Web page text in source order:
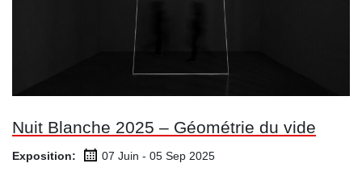
Nuit Blanche 2025 – Géométrie du vide
Exposition: 07 Juin - 05 Sep 2025